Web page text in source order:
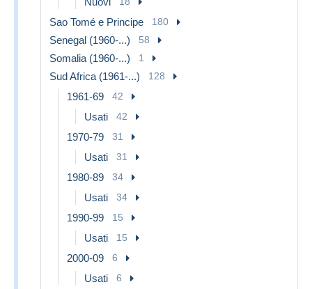
Sao Tomé e Principe 180
Senegal (1960-...) 58
Somalia (1960-...) 1
Sud Africa (1961-...) 128
1961-69 42
Usati 42
1970-79 31
Usati 31
1980-89 34
Usati 34
1990-99 15
Usati 15
2000-09 6
Usati 6